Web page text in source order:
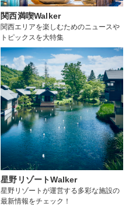
関西満喫Walker
関西エリアを楽しむためのニュースや
トピックスを大特集
星野リゾートWalker
星野リゾートが運営する多彩な施設の
最新情報をチェック！